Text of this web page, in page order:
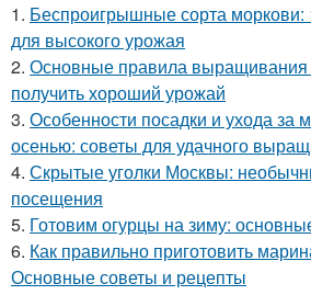
1. Беспроигрышные сорта моркови:
для высокого урожая
2. Основные правила выращивания
получить хороший урожай
3. Особенности посадки и ухода за
осенью: советы для удачного
4. Скрытые уголки Москвы:
посещения
5. Готовим огурцы на зиму:
6. Как правильно приготовить
Основные советы и рецепты